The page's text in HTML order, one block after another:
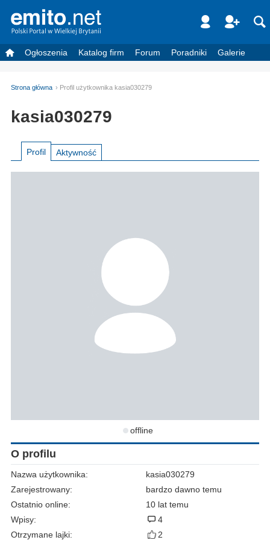
Ogłoszenia Katalog firm Forum Poradniki Galerie
Strona główna Profil użytkownika kasia030279
kasia030279
Profil Aktywność
offline
O profilu
Nazwa użytkownika:
kasia030279
Zarejestrowany:
bardzo dawno temu
Ostatnio online:
10 lat temu
Wpisy:
4
Otrzymane lajki:
2